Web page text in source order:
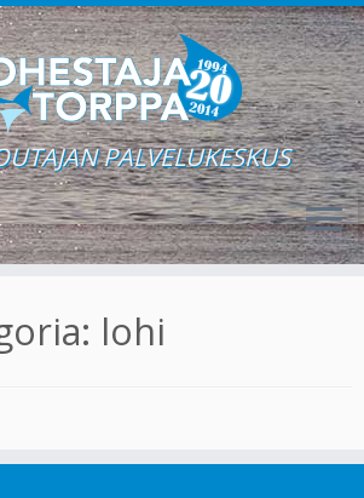
PALVELUKESKUS
lohi